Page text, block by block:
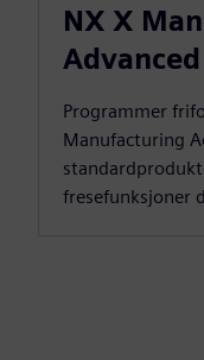
NX X
Advanced
Programmer
Manufacturing
fresefunksjoner